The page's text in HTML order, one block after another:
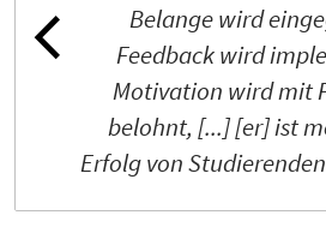
Belange wird
Feedback wird
Motivation wird mit
belohnt, [...] [er] ist
Erfolg von